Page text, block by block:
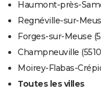
Haumont-près-
Regnéville-sur-
Forges-sur-Meuse
Champneuville
Moirey-Flabas-
Toutes les villes